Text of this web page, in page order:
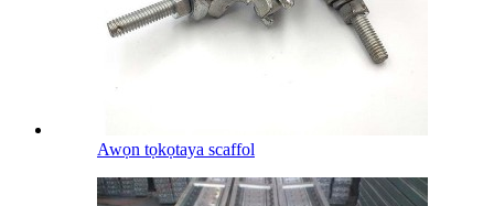
Awọn tọkọtaya scaffol